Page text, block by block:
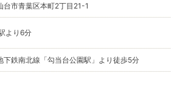
台市青葉区本町2丁目21-1
より6分
下鉄南北線「勾当台公園駅」より徒歩5分